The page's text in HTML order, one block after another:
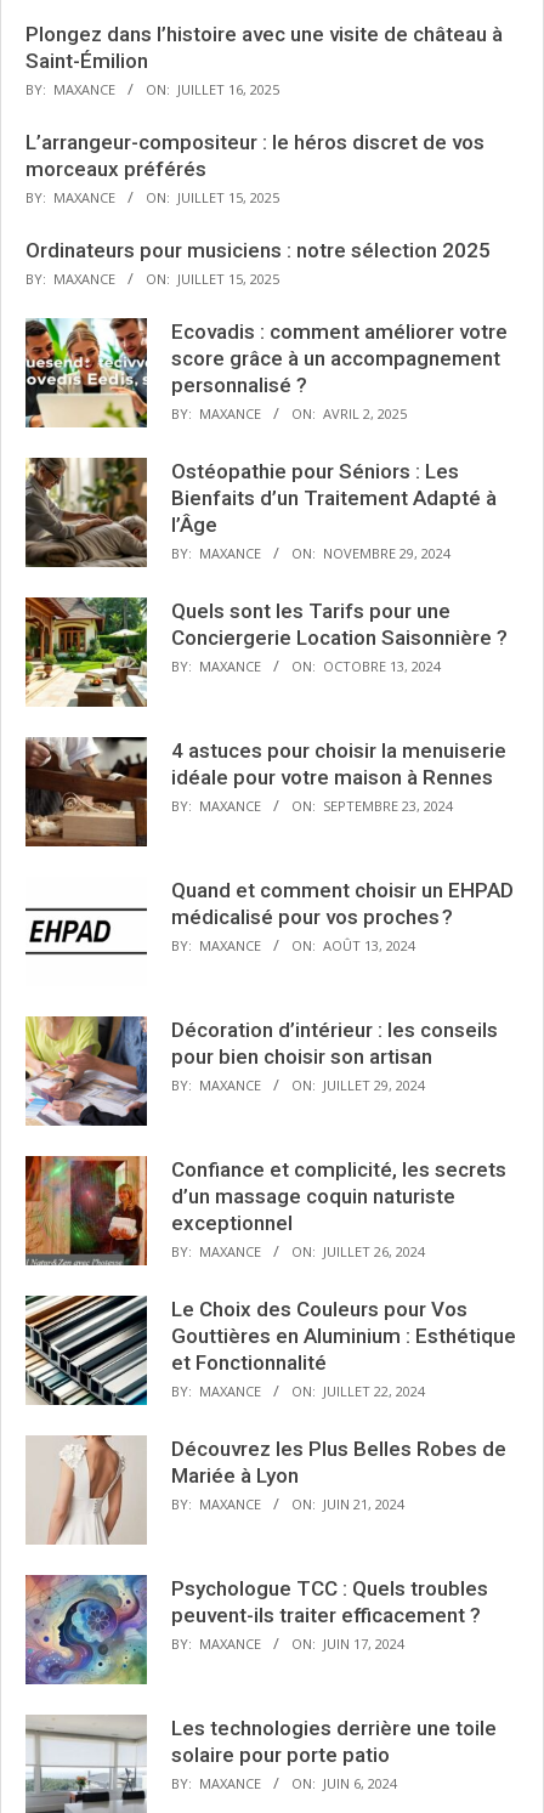
Plongez dans l’histoire avec une visite de château à
Saint-Émilion
BY: MAXANCE ON: JUILLET 16, 2025
L’arrangeur-compositeur : le héros discret de vos
morceaux préférés
BY: MAXANCE ON: JUILLET 15, 2025
Ordinateurs pour musiciens : notre sélection 2025
BY: MAXANCE ON: JUILLET 15, 2025
Ecovadis : comment améliorer votre
score grâce à un accompagnement
personnalisé ?
BY: MAXANCE ON: AVRIL 2, 2025
Ostéopathie pour Séniors : Les
Bienfaits d’un Traitement Adapté à
l’Âge
BY: MAXANCE ON: NOVEMBRE 29, 2024
Quels sont les Tarifs pour une
Conciergerie Location Saisonnière ?
BY: MAXANCE ON: OCTOBRE 13, 2024
4 astuces pour choisir la menuiserie
idéale pour votre maison à Rennes
BY: MAXANCE ON: SEPTEMBRE 23, 2024
Quand et comment choisir un EHPAD
médicalisé pour vos proches ?
BY: MAXANCE ON: AOÛT 13, 2024
Décoration d’intérieur : les conseils
pour bien choisir son artisan
BY: MAXANCE ON: JUILLET 29, 2024
Confiance et complicité, les secrets
d’un massage coquin naturiste
exceptionnel
BY: MAXANCE ON: JUILLET 26, 2024
Le Choix des Couleurs pour Vos
Gouttières en Aluminium : Esthétique
et Fonctionnalité
BY: MAXANCE ON: JUILLET 22, 2024
Découvrez les Plus Belles Robes de
Mariée à Lyon
BY: MAXANCE ON: JUIN 21, 2024
Psychologue TCC : Quels troubles
peuvent-ils traiter efficacement ?
BY: MAXANCE ON: JUIN 17, 2024
Les technologies derrière une toile
solaire pour porte patio
BY: MAXANCE ON: JUIN 6, 2024